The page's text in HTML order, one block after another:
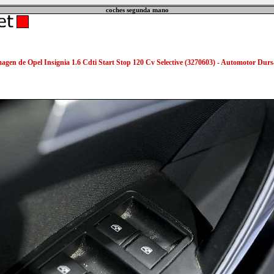
coches segunda mano
de Opel Insignia 1.6 Cdti Start Stop 120 Cv Selective (3270603) - Automotor